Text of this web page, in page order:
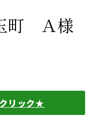
町 Ａ様
リック★